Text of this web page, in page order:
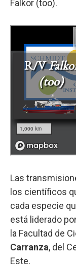
Falkor (too).
Las
los científicos
cada especie
está liderado
la Facultad de
Carranza, del
Este.